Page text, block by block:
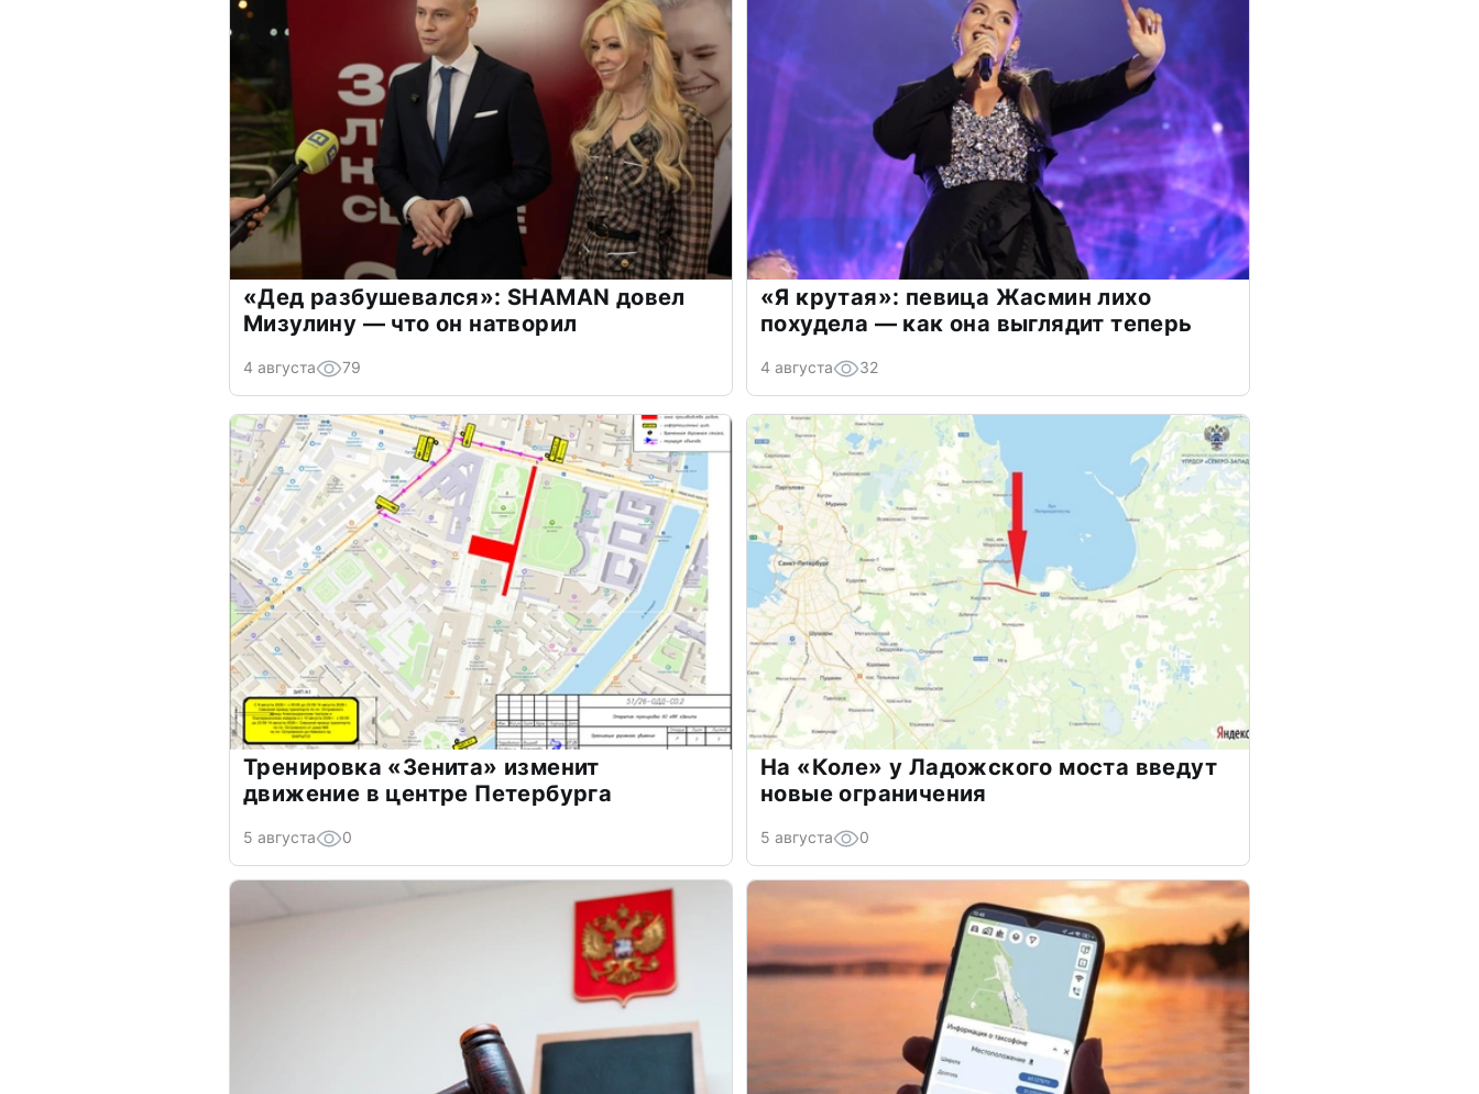
«Дед разбушевался»: SHAMAN довел
Мизулину — что он натворил
4 августа 79
«Я крутая»: певица Жасмин лихо
похудела — как она выглядит теперь
4 августа 32
Тренировка «Зенита» изменит
движение в центре Петербурга
5 августа 0
На «Коле» у Ладожского моста введут
новые ограничения
5 августа 0